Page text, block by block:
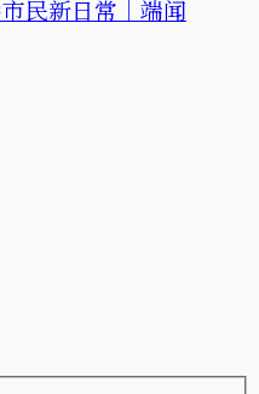
民新日常｜端闻